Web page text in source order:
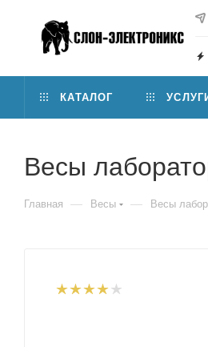
КАТАЛОГ
Весы
Главная — Весы — Весы